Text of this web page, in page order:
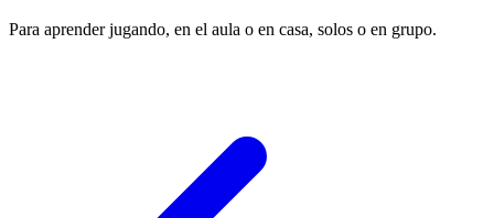
Para aprender jugando, en el aula o en casa, solos o en grupo.